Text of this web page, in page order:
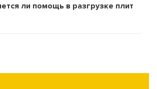
ли помощь в разгрузке плит